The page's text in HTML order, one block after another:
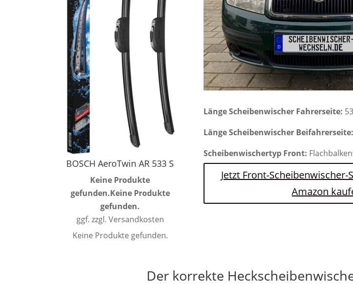
BOSCH AeroTwin AR 533 S
Keine Produkte
gefunden.Keine Produkte
gefunden.
ggf. zzgl. Versandkosten
Keine Produkte gefunden.
Länge Scheibenwischer Fahrerseite:
Länge Scheibenwischer Beifahrerseite:
Scheibenwischertyp Front:
Jetzt Front-Scheibenwischer-
Amazon
Der korrekte